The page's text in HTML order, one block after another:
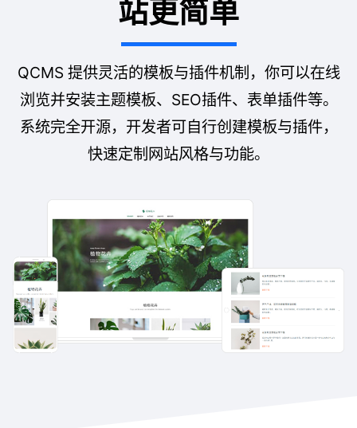
站更简单
QCMS 提供灵活的模板与插件机制，你可以在线
浏览并安装主题模板、SEO插件、表单插件等。
系统完全开源，开发者可自行创建模板与插件，
快速定制网站风格与功能。